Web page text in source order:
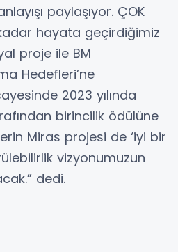
paylaşıyor. ÇOK
hayata geçirdiğimiz
proje ile BM
Hedefleri’ne
2023 yılında
birincilik ödülüne
Miras projesi de ‘iyi bir
vizyonumuzun
dedi.